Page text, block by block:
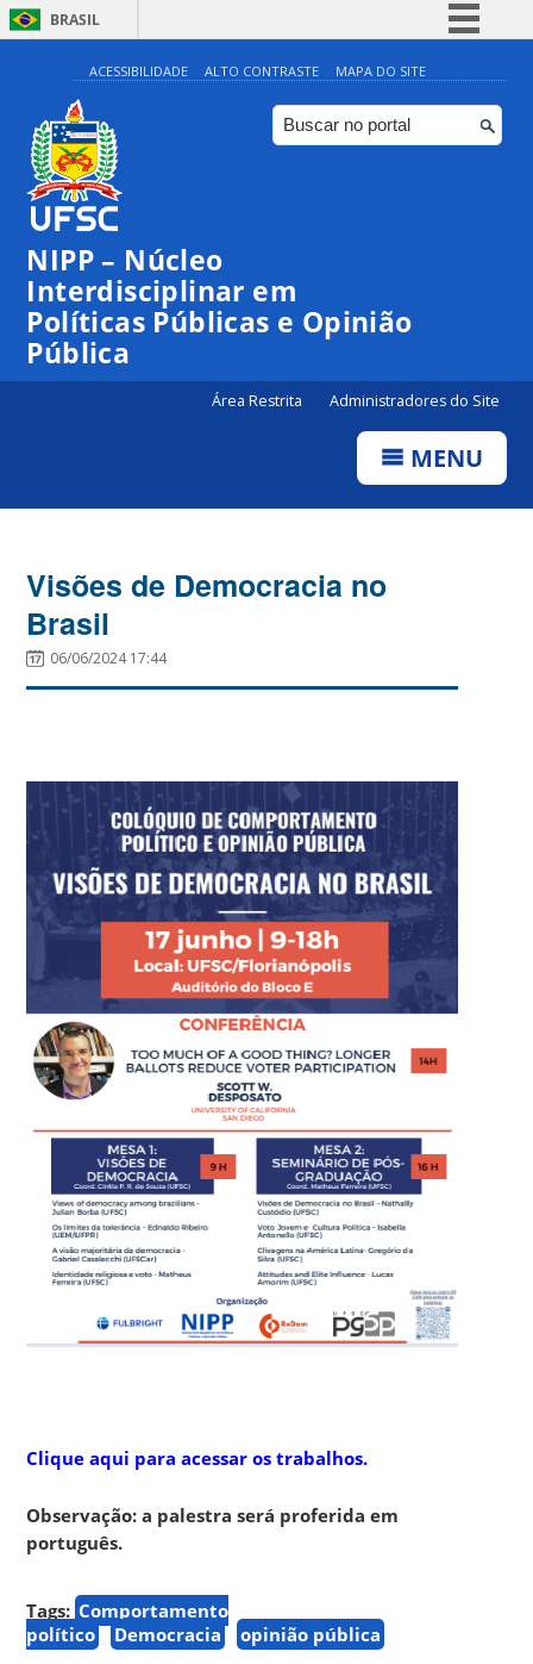
BRASIL
Simplifique!
Comunica BR
Participe
ACESSIBILIDADE ALTO CONTRASTE MAPA DO SITE
NIPP – Núcleo
Interdisciplinar em
Políticas Públicas e Opinião
Pública
Área Restrita Administradores do Site
MENU
Visões de Democracia no
Brasil
06/06/2024 17:44
Clique aqui para acessar os trabalhos.
Observação: a palestra será proferida em
português.
Tags: Comportamento
político
Democracia opinião pública